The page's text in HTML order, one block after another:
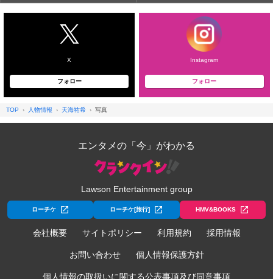
X
フォロー
Instagram
フォロー
TOP 人物情報 天海祐希 写真
エンタメの「今」がわかる
Lawson Entertainment group
ローチケ ローチケ[旅行] HMV&BOOKS
会社概要 サイトポリシー 利用規約 採用情報
お問い合わせ 個人情報保護方針
個人情報の取扱いに関する公表事項及び同意事項